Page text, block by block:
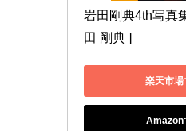
岩田剛典4th写真
田 剛典 ]
楽天市場
Amazon